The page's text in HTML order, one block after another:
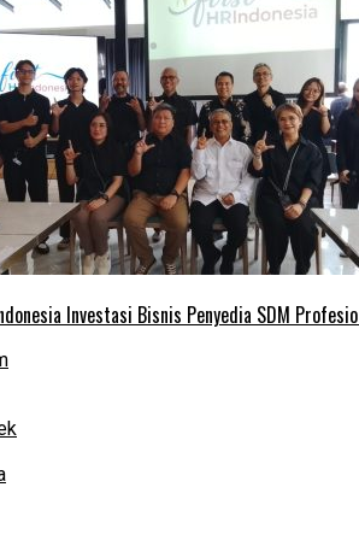
Investasi Bisnis Penyedia SDM